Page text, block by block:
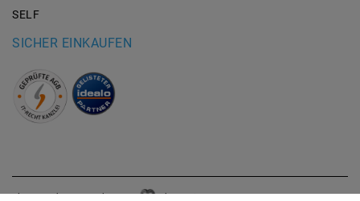
SELF
SICHER EINKAUFEN
plentymarkets Template von Plenty Lions